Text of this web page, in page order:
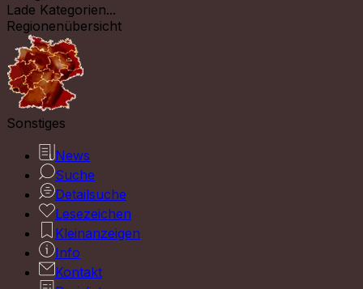
Lade Kategorien...
Regionenübersicht
Sonstiges
News
Suche
Detailsuche
Lesezeichen
Kleinanzeigen
Info
Kontakt